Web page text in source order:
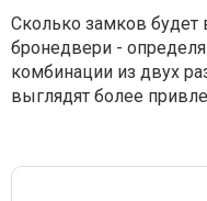
Сколько замков
бронедвери -
комбинации из двух
выглядят более